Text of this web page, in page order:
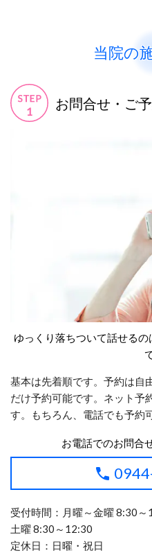
当院の
お問合せ・ご
ゆっくり落ちついて話せる
基本は先着順です。予約は自
だけ予約可能です。ネット予
す。もちろん、電話でも予約
お電話でのお問合
受付時間：月曜～金曜 8:30～
土曜 8:30～12:30
定休日：日曜・祝日